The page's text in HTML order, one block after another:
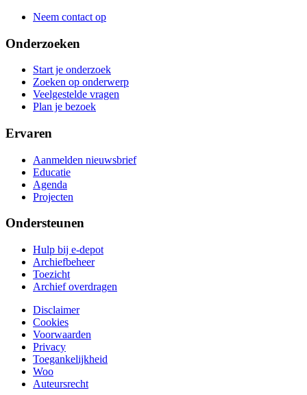
Neem contact op
Onderzoeken
Start je onderzoek
Zoeken op onderwerp
Veelgestelde vragen
Plan je bezoek
Ervaren
Aanmelden nieuwsbrief
Educatie
Agenda
Projecten
Ondersteunen
Hulp bij e-depot
Archiefbeheer
Toezicht
Archief overdragen
Disclaimer
Cookies
Voorwaarden
Privacy
Toegankelijkheid
Woo
Auteursrecht